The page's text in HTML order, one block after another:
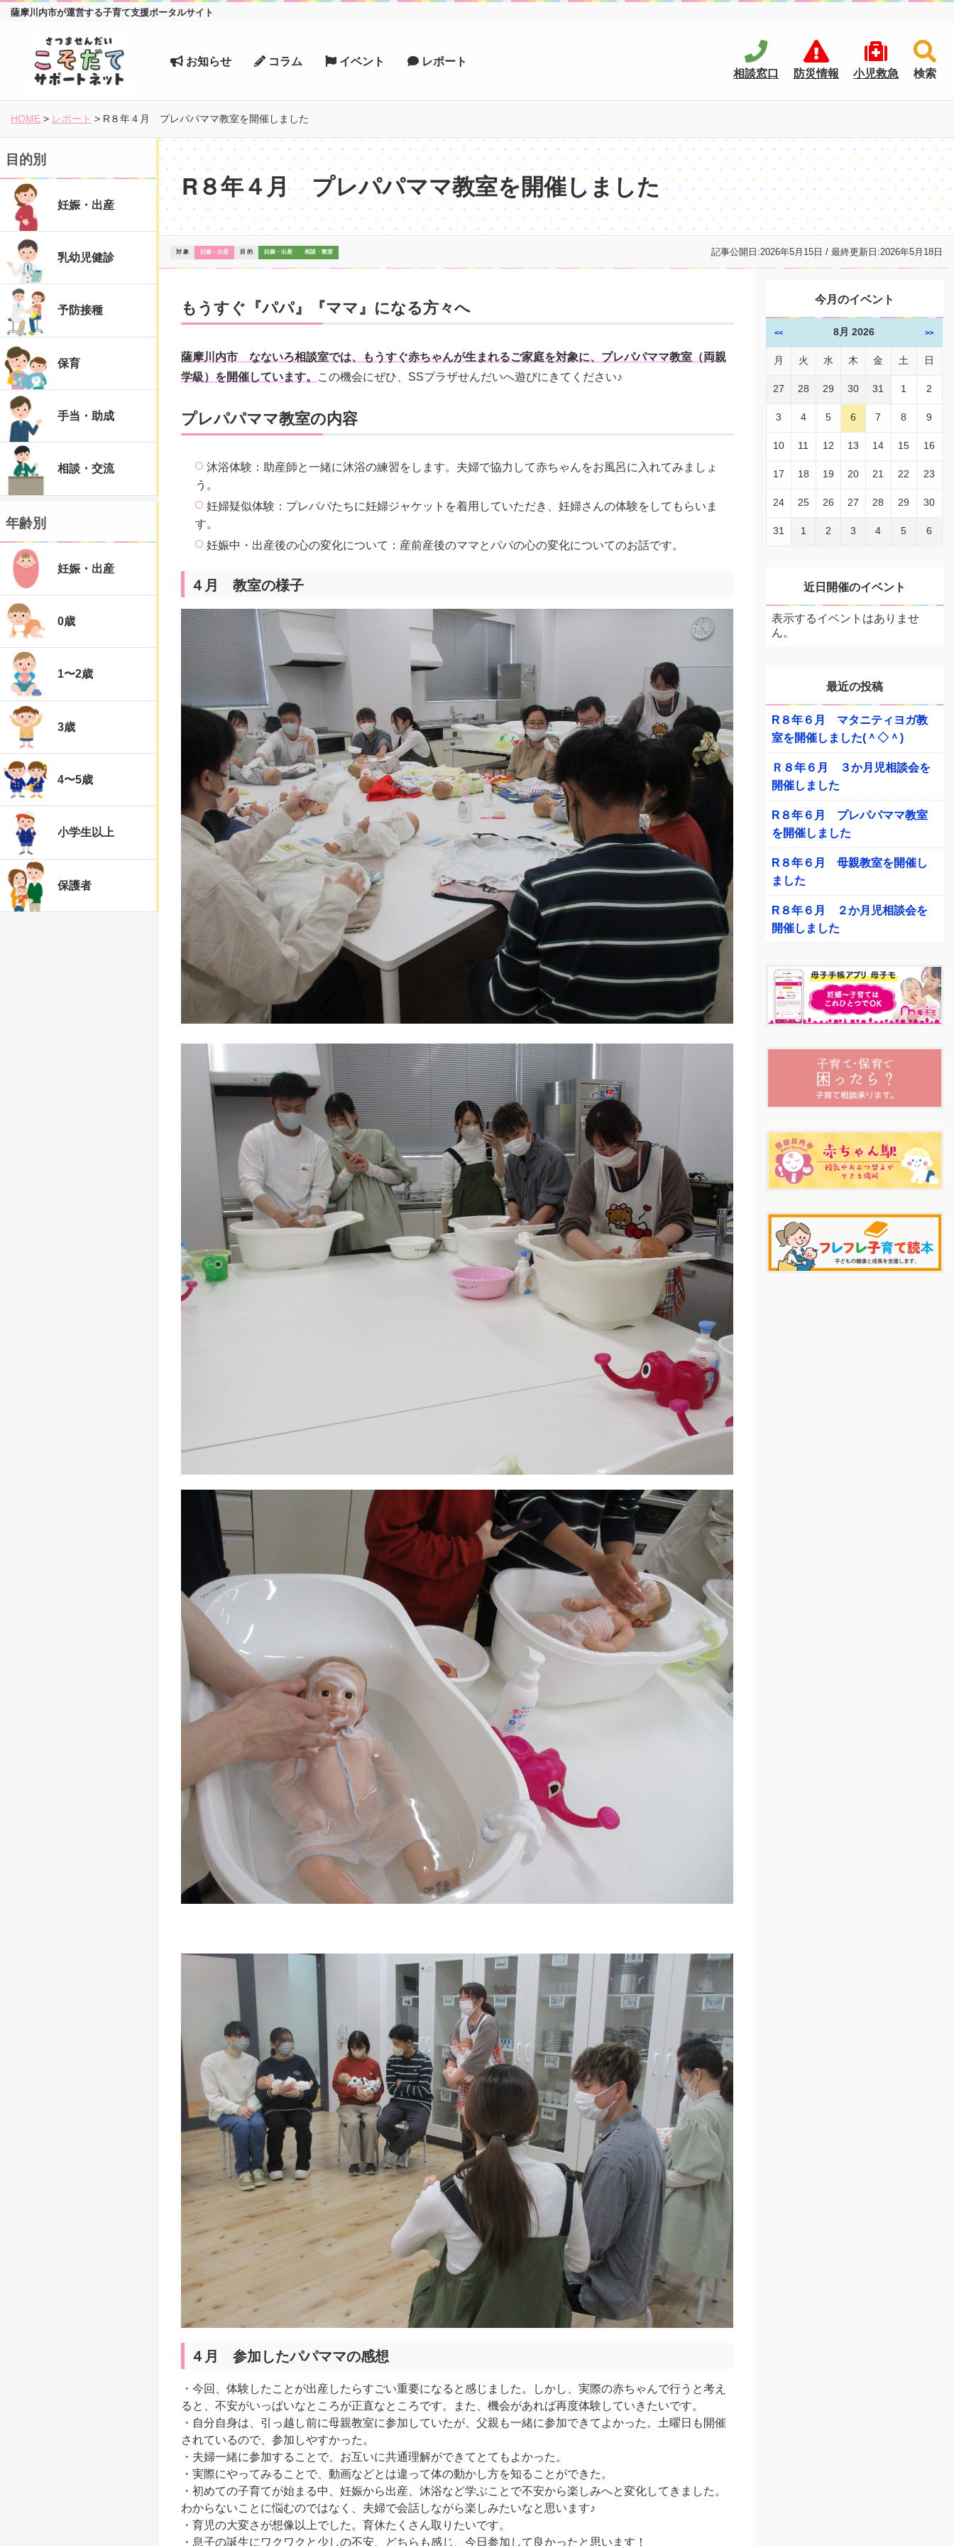
薩摩川内市が運営する子育て支援ポータルサイト
お知らせ コラム イベント
レポート
相談窓口
防災情報 小児救急 検索
HOME > レポート > R８年４月 プレパパママ教室を開催しました
R８年４月 プレパパママ教室を開催しました
対 象 妊娠・出産 目 的 妊娠・出産 相談・教室 記事公開日:2026年5月15日 / 最終更新日:2026年5月18日
もうすぐ『パパ』『ママ』になる方々へ
薩摩川内市 なないろ相談室では、もうすぐ赤ちゃんが生まれるご家庭を対象に、プレパパママ教室（両親
学級）を開催しています。
この機会にぜひ、SSプラザせんだいへ遊びにきてください♪
プレパパママ教室の内容
沐浴体験：助産師と一緒に沐浴の練習をします。夫婦で協力して赤ちゃんをお風呂に入れてみましょ
う。
妊婦疑似体験：プレパパたちに妊婦ジャケットを着用していただき、妊婦さんの体験をしてもらいま
す。
妊娠中・出産後の心の変化について：産前産後のママとパパの心の変化についてのお話です。
４月 教室の様子
４月 参加したパパママの感想
・今回、体験したことが出産したらすごい重要になると感じました。しかし、実際の赤ちゃんで行うと考え
ると、不安がいっぱいなところが正直なところです。また、機会があれば再度体験していきたいです。
・自分自身は、引っ越し前に母親教室に参加していたが、父親も一緒に参加できてよかった。土曜日も開催
されているので、参加しやすかった。
・夫婦一緒に参加することで、お互いに共通理解ができてとてもよかった。
・実際にやってみることで、動画などとは違って体の動かし方を知ることができた。
・初めての子育てが始まる中、妊娠から出産、沐浴など学ぶことで不安から楽しみへと変化してきました。
わからないことに悩むのではなく、夫婦で会話しながら楽しみたいなと思います♪
・育児の大変さが想像以上でした。育休たくさん取りたいです。
・息子の誕生にワクワクと少しの不安、どちらも感じ、今日参加して良かったと思います！
今月のイベント
<< 8月 2026 >>
月 火 水 木 金 土 日
27 28 29 30 31 1 2
3 4 5 6 7 8 9
10 11 12 13 14 15 16
17 18 19 20 21 22 23
24 25 26 27 28 29 30
31 1 2 3 4 5 6
近日開催のイベント
表示するイベントはありませ
ん。
最近の投稿
R８年６月 マタニティヨガ教
室を開催しました(＾◇＾)
Ｒ８年６月 ３か月児相談会を
開催しました
R８年６月 プレパパママ教室
を開催しました
R８年６月 母親教室を開催し
ました
R８年６月 ２か月児相談会を
開催しました
目的別
妊娠・出産
乳幼児健診
予防接種
保育
手当・助成
相談・交流
年齢別
妊娠・出産
0歳
1〜2歳
3歳
4〜5歳
小学生以上
保護者